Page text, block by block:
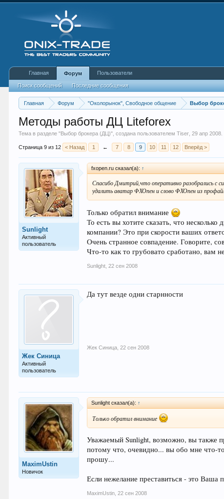
Главная Форум "Околорынок", Свободное общение Выбор
Методы работы ДЦ Liteforex
Тема в разделе "Выбор брокера (ДЦ)", создана пользователемTiser ,29 апр 2008
Страница 9 из 12 < Назад 1 ← 7 8 9 10 11 12 Вперёд >
Sunlight
Активный
пользователь
fxopen.ru сказал(а): ↑
Спасибо Дмитрий,что оперативно разобрались с
удалить аватар ФХОпен и слово ФХОпен из
Только обратил внимание
То есть вы хотите сказать, что
компании? Это при скорости ваших
Очень странное совпадение. Говорите,
Что-то как то грубовато сработано, вам
Sunlight 22 сен 2008
Жек Синица
Активный
пользователь
Да тут везде одни старнности
Жек Синица 22 сен 2008
MaximUstin
Новичок
Sunlight сказал(а): ↑
Только обратил внимание
Уважаемый Sunlight, возможно, вы также
потому что, очевидно... вы обо мне что-
прошу...
Если нежелание преставиться - это Ваша
MaximUstin 22 сен 2008
Главная Форум
Поиск сообщений Последние сообщения
Пользователи